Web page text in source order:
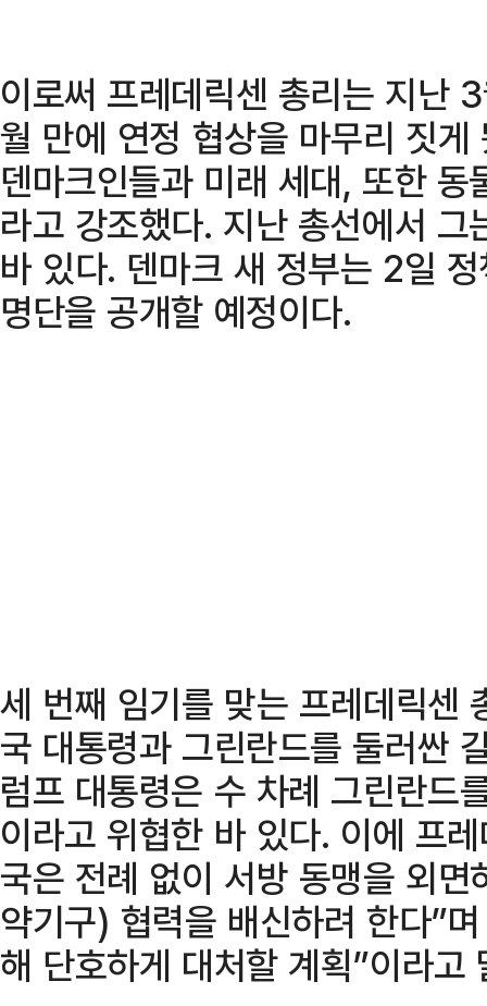
이로써 프레데릭센 총리는 지난
월 만에 연정 협상을 마무리 짓
덴마크인들과 미래 세대, 또한
라고 강조했다. 지난 총선에서
바 있다. 덴마크 새 정부는 2일
명단을 공개할 예정이다.
세 번째 임기를 맞는 프레데릭센
국 대통령과 그린란드를 둘러싼
럼프 대통령은 수 차례 그린란드
이라고 위협한 바 있다. 이에 프
국은 전례 없이 서방 동맹을 외
약기구) 협력을 배신하려 한다”
해 단호하게 대처할 계획”이라고